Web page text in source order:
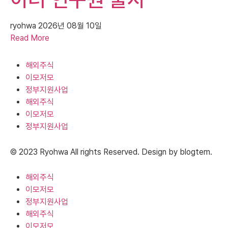
ryohwa 2026년 08월 10일
Read More
해외주식
이모저모
정부지원사업
해외주식
이모저모
정부지원사업
© 2023 Ryohwa All rights Reserved. Design by blogtem.
해외주식
이모저모
정부지원사업
해외주식